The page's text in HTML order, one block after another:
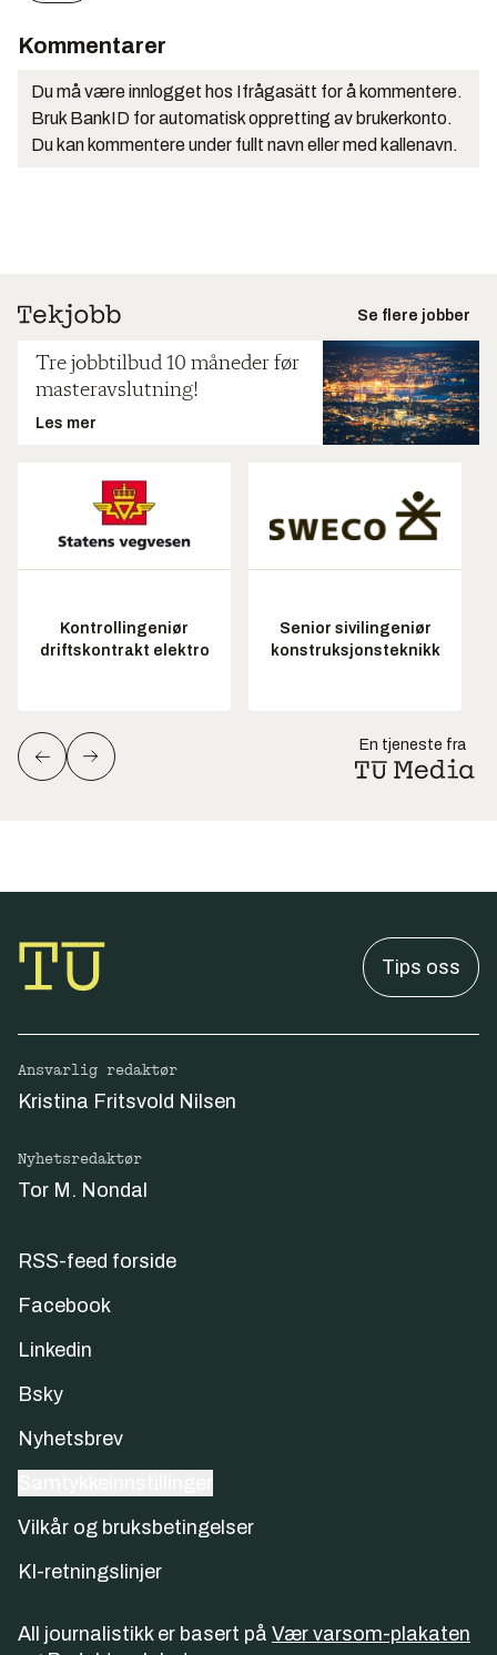
Kommentarer
Du må være innlogget hos Ifrågasätt for å kommentere.
Bruk BankID for automatisk oppretting av brukerkonto.
Du kan kommentere under fullt navn eller med kallenavn.
Se flere jobber
Tre jobbtilbud 10 måneder før
masteravslutning!
Les mer
Kontrollingeniør
driftskontrakt elektro
Senior sivilingeniør
konstruksjonsteknikk
En tjeneste fra
Tips oss
Ansvarlig redaktør
Kristina Fritsvold Nilsen
Nyhetsredaktør
Tor M. Nondal
RSS-feed forside
Facebook
Linkedin
Bsky
Nyhetsbrev
Vilkår og bruksbetingelser
KI-retningslinjer
All journalistikk er basert på Vær varsom-plakaten